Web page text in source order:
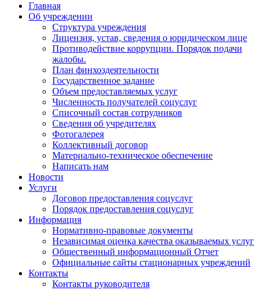
Главная
Об учреждении
Структура учреждения
Лицензия, устав, сведения о юридическом лице
Противодействие коррупции. Порядок подачи
жалобы.
План финхоздеятельности
Государственное задание
Объем предоставляемых услуг
Численность получателей соцуслуг
Списочный состав сотрудников
Сведения об учредителях
Фотогалерея
Коллективный договор
Материально-техническое обеспечение
Написать нам
Новости
Услуги
Договор предоставления соцуслуг
Порядок предоставления соцуслуг
Информация
Нормативно-правовые документы
Независимая оценка качества оказываемых услуг
Общественный информационный Отчет
Официальные сайты стационарных учреждений
Контакты
Контакты руководителя